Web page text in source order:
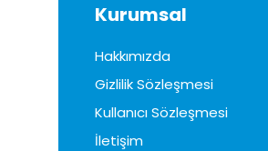
Kurumsal
Hakkımızda
Gizlilik Sözleşmesi
Kullanıcı Sözleşmesi
İletişim